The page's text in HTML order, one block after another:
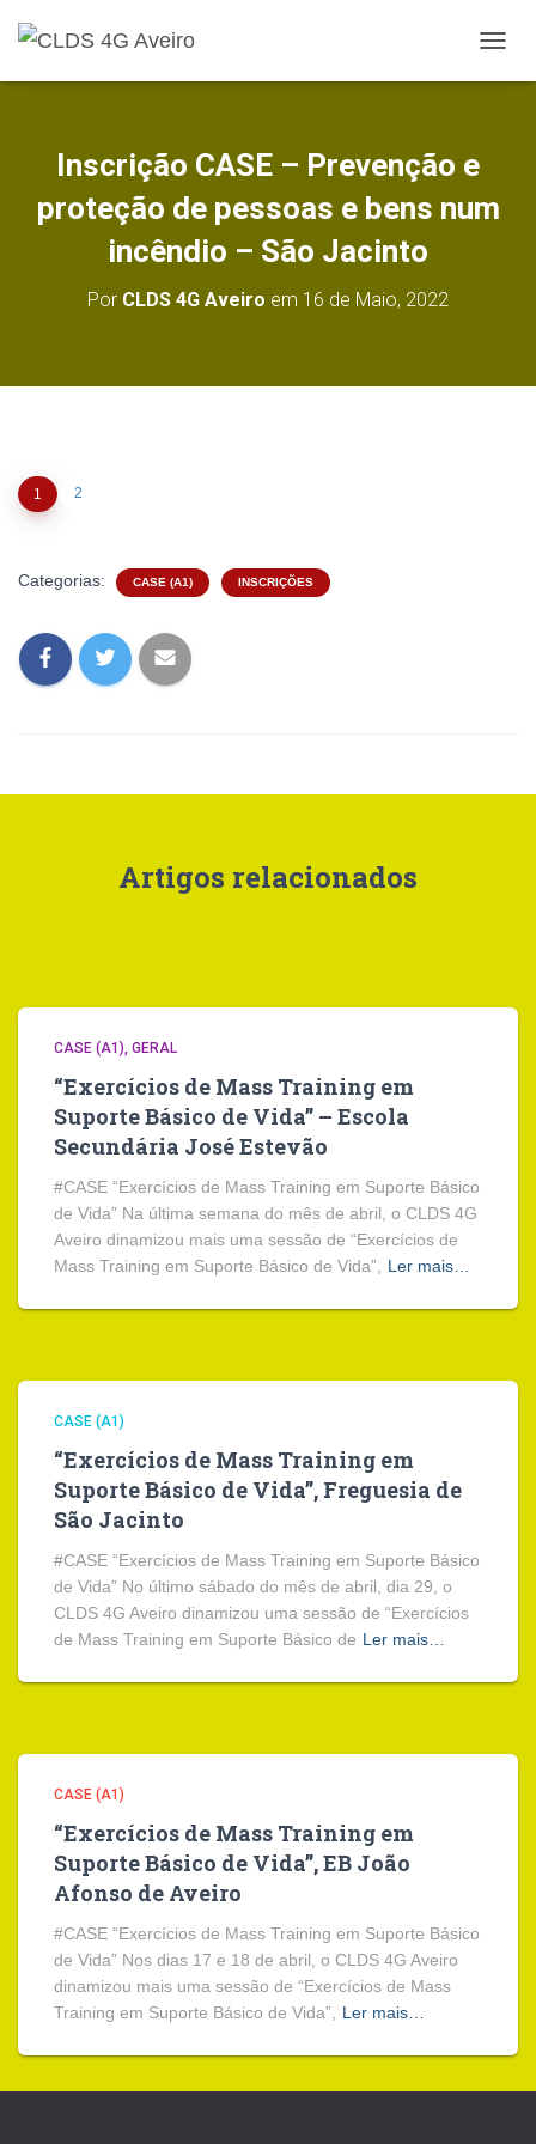
L
R
Inscrição CASE – Prevenção e
proteção de pessoas e bens num
incêndio – São Jacinto
Por CLDS 4G Aveiro em 16 de Maio, 2022
1 2
Categorias: CASE (A1) INSCRIÇÕES
Artigos relacionados
CASE (A1) GERAL
“Exercícios de Mass Training em
Suporte Básico de Vida” – Escola
Secundária José Estevão
#CASE “Exercícios de Mass Training em Suporte Básico
de Vida” Na última semana do mês de abril, o CLDS 4G
Aveiro dinamizou mais uma sessão de “Exercícios de
Mass Training em Suporte Básico de Vida”,
Ler mais…
CASE (A1)
“Exercícios de Mass Training em
Suporte Básico de Vida”, Freguesia de
São Jacinto
#CASE “Exercícios de Mass Training em Suporte Básico
de Vida” No último sábado do mês de abril, dia 29, o
CLDS 4G Aveiro dinamizou uma sessão de “Exercícios
de Mass Training em Suporte Básico de Ler mais…
CASE (A1)
“Exercícios de Mass Training em
Suporte Básico de Vida”, EB João
Afonso de Aveiro
#CASE “Exercícios de Mass Training em Suporte Básico
de Vida” Nos dias 17 e 18 de abril, o CLDS 4G Aveiro
dinamizou mais uma sessão de “Exercícios de Mass
Training em Suporte Básico de Vida”,
Ler mais…